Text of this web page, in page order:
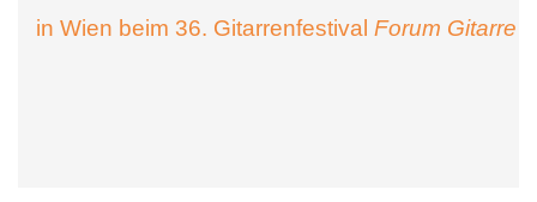
in Wien beim 36. Gitarrenfestival Forum Gitarre